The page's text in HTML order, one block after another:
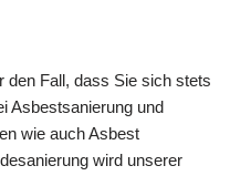
den Fall, dass Sie sich stets
Asbestsanierung und
wie auch Asbest
wird unserer